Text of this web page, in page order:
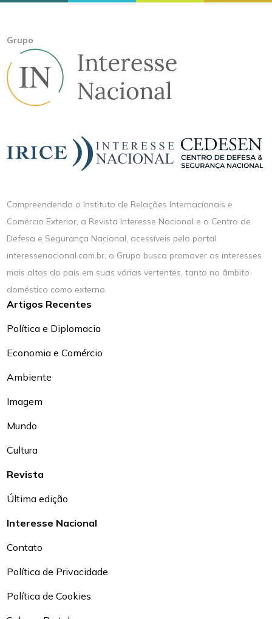
Grupo
Compreendendo o Instituto de Relações Internacionais e
Comércio Exterior, a Revista Interesse Nacional e o Centro de
Defesa e Segurança Nacional, acessíveis pelo portal
interessenacional.com.br, o Grupo busca promover os interesses
mais altos do país em suas várias vertentes, tanto no âmbito
doméstico como externo.
Artigos Recentes
Política e Diplomacia
Economia e Comércio
Ambiente
Imagem
Mundo
Cultura
Revista
Última edição
Interesse Nacional
Contato
Política de Privacidade
Política de Cookies